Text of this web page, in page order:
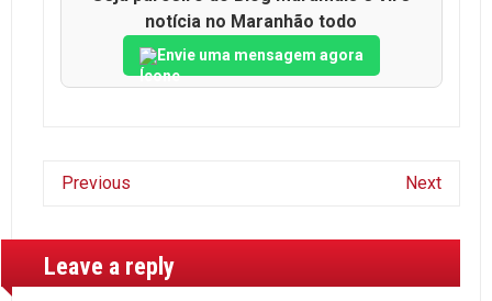
notícia no Maranhão todo
Envie uma mensagem agora
Previous Next
Leave a reply